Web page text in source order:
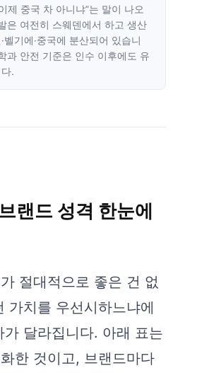
제 중국 차 아니냐”는 말이 나오
은 여전히 스웨덴에서 하고 생산
벨기에·중국에 분산되어 있습니
과 안전 기준은 인수 이후에도 유
.
랜드 성격 한눈에
절대적으로 좋은 건 없
가치를 우선시하느냐에
가 달라집니다. 아래 표는
한 것이고, 브랜드마다